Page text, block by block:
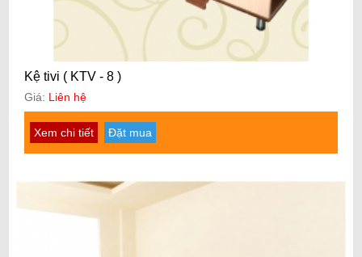
Kệ tivi ( KTV - 8 )
Giá: Liên hệ
Xem chi tiết Đặt mua